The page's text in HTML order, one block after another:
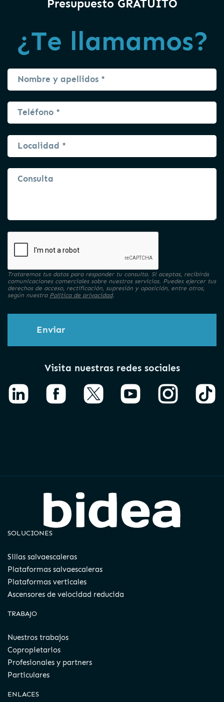
Presupuesto GRATUITO
¿Te llamamos?
Trataremos tus datos para responder tu consulta. Si aceptas, recibirás
comunicaciones comerciales sobre nuestros servicios. Puedes ejercer tus
derechos de acceso, rectificación, supresión y oposición, entre otros,
según nuestra Política de privacidad.
Enviar
Visita nuestras redes sociales
SOLUCIONES
Sillas salvaescaleras
Plataformas salvaescaleras
Plataformas verticales
Ascensores de velocidad reducida
TRABAJO
Nuestros trabajos
Copropietarios
Profesionales y partners
Particulares
ENLACES